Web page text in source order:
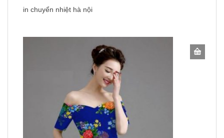
in chuyển nhiệt hà nội